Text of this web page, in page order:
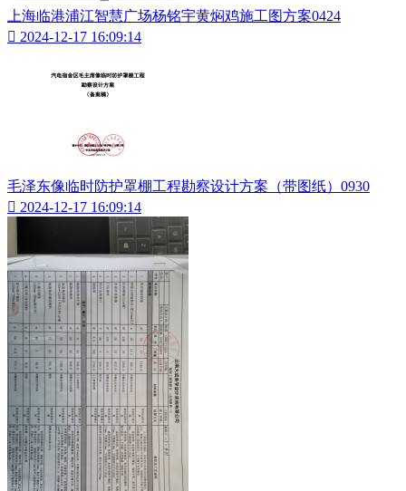
上海临港浦江智慧广场杨铭宇黄焖鸡施工图方案0424
 2024-12-17 16:09:14
毛泽东像临时防护罩棚工程勘察设计方案（带图纸）0930
 2024-12-17 16:09:14